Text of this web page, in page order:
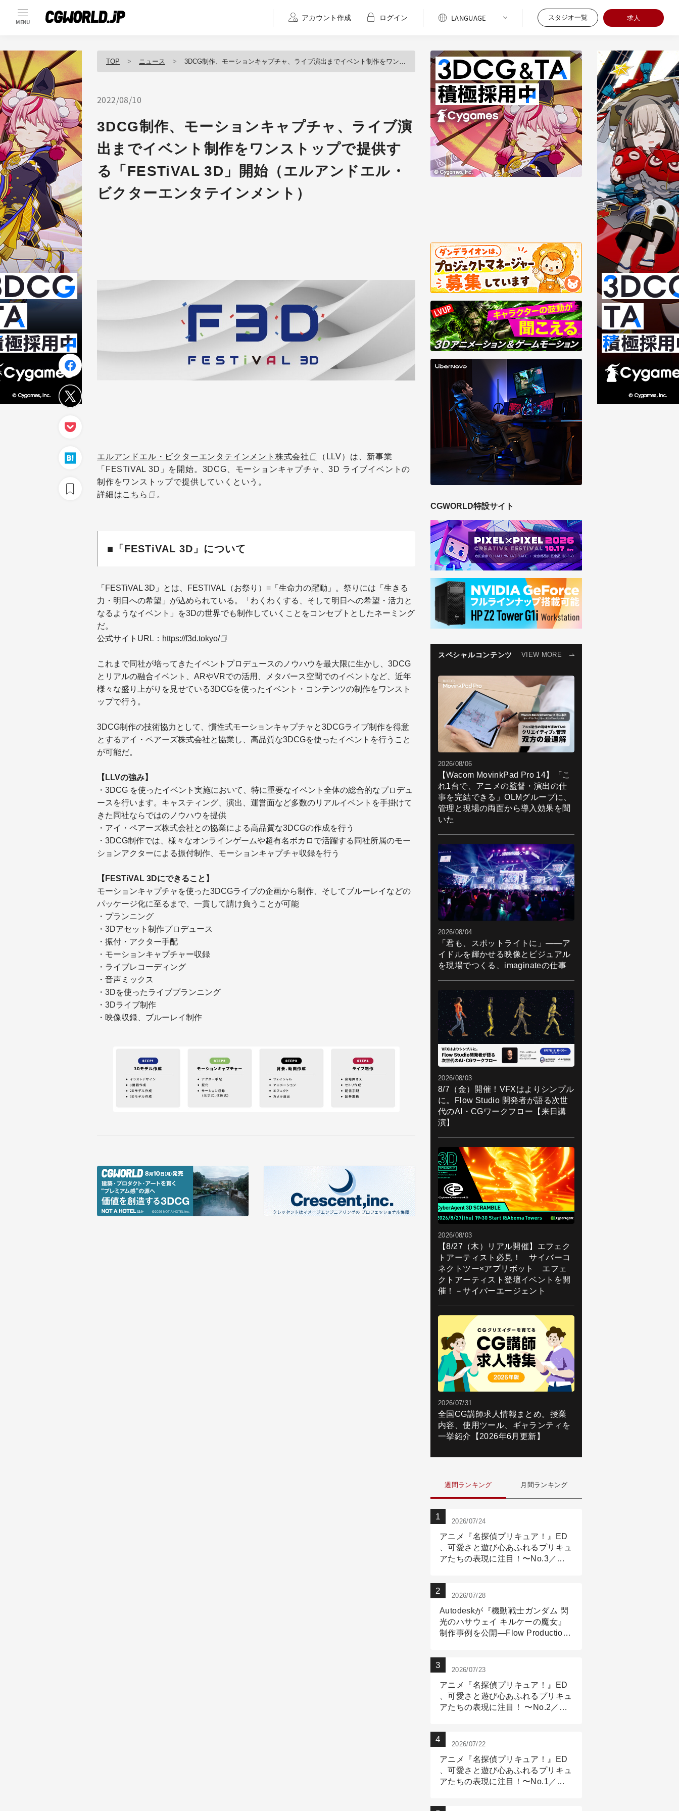
MENU
アカウント作成 ログイン スタジオ一覧 求人
TOP ニュース 3DCG制作、モーションキャプチャ、ライブ演出までイベント制作をワンストップで提供する「FESTiVAL 3D」開始（エルアンドエル・ビクターエンタテインメント）
2022/08/10
3DCG制作、モーションキャプチャ、ライブ演
出までイベント制作をワンストップで提供す
る「FESTiVAL 3D」開始（エルアンドエル・
ビクターエンタテインメント）
エルアンドエル・ビクターエンタテインメント株式会社
（LLV）は、新事業
「FESTiVAL 3D」を開始。3DCG、モーションキャプチャ、3D ライブイベントの
制作をワンストップで提供していくという。
詳細はこちら 。
■「FESTiVAL 3D」について
「FESTiVAL 3D」とは、FESTIVAL（お祭り）=「生命力の躍動」。祭りには「生きる
力・明日への希望」が込められている。「わくわくする、そして明日への希望・活力と
なるようなイベント」を3Dの世界でも制作していくことをコンセプトとしたネーミング
だ。
公式サイトURL： https://f3d.tokyo/
これまで同社が培ってきたイベントプロデュースのノウハウを最大限に生かし、3DCG
とリアルの融合イベント、ARやVRでの活用、メタバース空間でのイベントなど、近年
様々な盛り上がりを見せている3DCGを使ったイベント・コンテンツの制作をワンスト
ップで行う。
3DCG制作の技術協力として、慣性式モーションキャプチャと3DCGライブ制作を得意
とするアイ・ペアーズ株式会社と協業し、高品質な3DCGを使ったイベントを行うこと
が可能だ。
【LLVの強み】
・3DCG を使ったイベント実施において、特に重要なイベント全体の総合的なプロデュ
ースを行います。キャスティング、演出、運営面など多数のリアルイベントを手掛けて
きた同社ならではのノウハウを提供
・アイ・ペアーズ株式会社との協業による高品質な3DCGの作成を行う
・3DCG制作では、様々なオンラインゲームや超有名ボカロで活躍する同社所属のモー
ションアクターによる振付制作、モーションキャプチャ収録を行う
【FESTiVAL 3Dにできること】
モーションキャプチャを使った3DCGライブの企画から制作、そしてブルーレイなどの
パッケージ化に至るまで、一貫して請け負うことが可能
・プランニング
・3Dアセット制作プロデュース
・振付・アクター手配
・モーションキャプチャー収録
・ライブレコーディング
・音声ミックス
・3Dを使ったライブプランニング
・3Dライブ制作
・映像収録、ブルーレイ制作
CGWORLD特設サイト
スペシャルコンテンツ VIEW MORE
2026/08/06
【Wacom MovinkPad Pro 14】「こ
れ1台で、アニメの監督・演出の仕
事を完結できる」OLMグループに、
管理と現場の両面から導入効果を聞
いた
2026/08/04
「君も、スポットライトに」――ア
イドルを輝かせる映像とビジュアル
を現場でつくる、imaginateの仕事
2026/08/03
8/7（金）開催！VFXはよりシンプル
に。Flow Studio 開発者が語る次世
代のAI・CGワークフロー【来日講
演】
2026/08/03
【8/27（木）リアル開催】エフェク
トアーティスト必見！ サイバーコ
ネクトツー×アプリボット エフェ
クトアーティスト登壇イベントを開
催！－サイバーエージェント
2026/07/31
全国CG講師求人情報まとめ。授業
内容、使用ツール、ギャランティを
一挙紹介【2026年6月更新】
週間ランキング 月間ランキング
2026/07/24
アニメ『名探偵プリキュア！』ED
、可愛さと遊び心あふれるプリキュ
アたちの表現に注目！〜No.3／ア
2026/07/28
Autodeskが『機動戦士ガンダム 閃
光のハサウェイ キルケーの魔女』
制作事例を公開―Flow Production
2026/07/23
アニメ『名探偵プリキュア！』ED
、可愛さと遊び心あふれるプリキュ
アたちの表現に注目！ 〜No.2／モ
2026/07/22
アニメ『名探偵プリキュア！』ED
、可愛さと遊び心あふれるプリキュ
アたちの表現に注目！〜No.1／演